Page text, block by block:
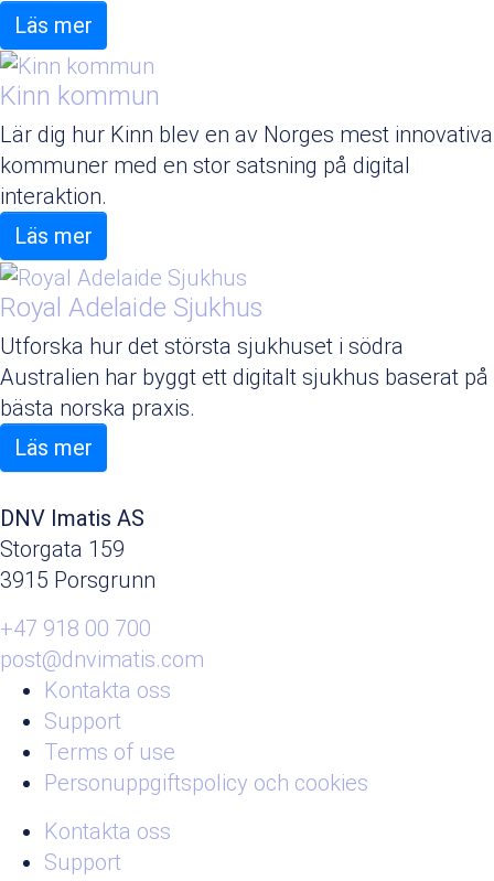
Läs mer
Kinn kommun
Lär dig hur Kinn blev en av Norges mest innovativa
kommuner med en stor satsning på digital
interaktion.
Läs mer
Royal Adelaide Sjukhus
Utforska hur det största sjukhuset i södra
Australien har byggt ett digitalt sjukhus baserat på
bästa norska praxis.
Läs mer
DNV Imatis AS
Storgata 159
3915 Porsgrunn
+47 918 00 700
post@dnvimatis.com
Kontakta oss
Support
Terms of use
Personuppgiftspolicy och cookies
Kontakta oss
Support